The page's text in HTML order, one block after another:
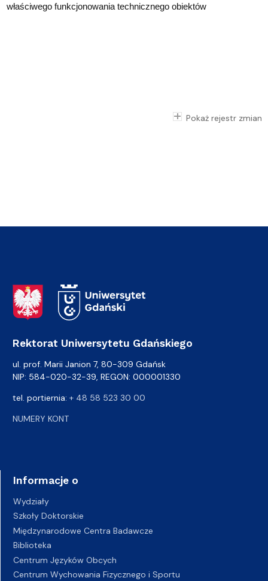
właściwego funkcjonowania technicznego obiektów
Pokaż rejestr zmian
Adres Rektoratu
Rektorat Uniwersytetu Gdańskiego
ul. prof. Marii Janion 7, 80-309 Gdańsk
NIP: 584-020-32-39, REGON: 000001330
tel. portiernia: + 48 58 523 30 00
NUMERY KONT
Informacje o
Wydziały
Szkoły Doktorskie
Międzynarodowe Centra Badawcze
Biblioteka
Centrum Języków Obcych
Centrum Wychowania Fizycznego i Sportu